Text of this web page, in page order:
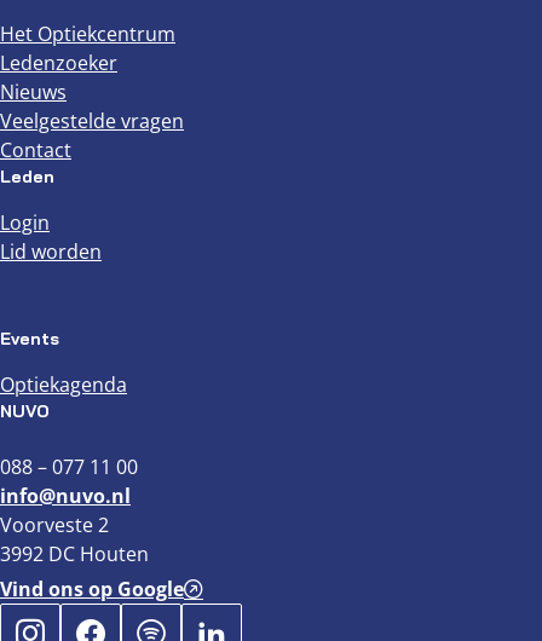
Het Optiekcentrum
Ledenzoeker
Nieuws
Veelgestelde vragen
Contact
Leden
Login
Lid worden
Events
Optiekagenda
NUVO
088 – 077 11 00
info@nuvo.nl
Voorveste 2
3992 DC Houten
Vind ons op Google